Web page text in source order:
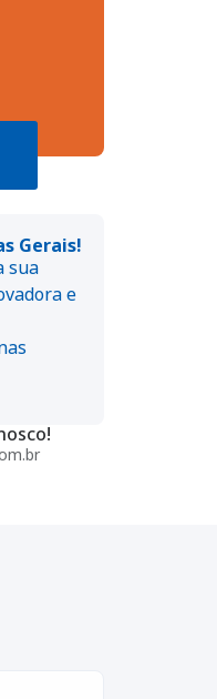
Gerais!
sua
e